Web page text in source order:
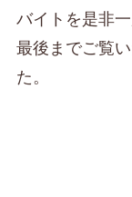
バイトを是非
最後までご覧
た。